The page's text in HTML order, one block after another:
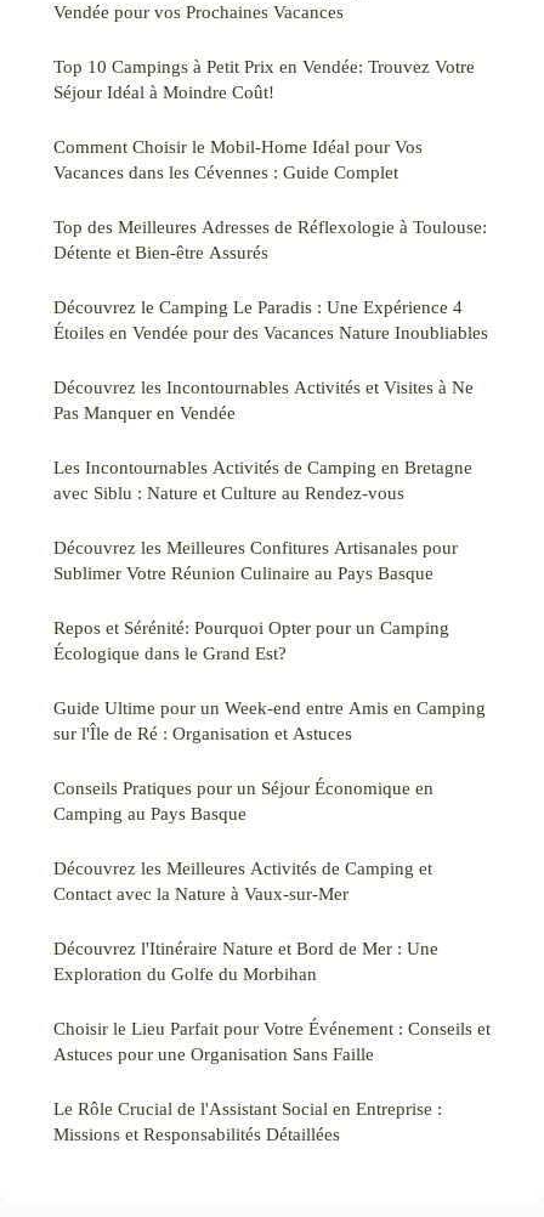
Vendée pour vos Prochaines Vacances
Top 10 Campings à Petit Prix en Vendée: Trouvez Votre
Séjour Idéal à Moindre Coût!
Comment Choisir le Mobil-Home Idéal pour Vos
Vacances dans les Cévennes : Guide Complet
Top des Meilleures Adresses de Réflexologie à Toulouse:
Détente et Bien-être Assurés
Découvrez le Camping Le Paradis : Une Expérience 4
Étoiles en Vendée pour des Vacances Nature Inoubliables
Découvrez les Incontournables Activités et Visites à Ne
Pas Manquer en Vendée
Les Incontournables Activités de Camping en Bretagne
avec Siblu : Nature et Culture au Rendez-vous
Découvrez les Meilleures Confitures Artisanales pour
Sublimer Votre Réunion Culinaire au Pays Basque
Repos et Sérénité: Pourquoi Opter pour un Camping
Écologique dans le Grand Est?
Guide Ultime pour un Week-end entre Amis en Camping
sur l'Île de Ré : Organisation et Astuces
Conseils Pratiques pour un Séjour Économique en
Camping au Pays Basque
Découvrez les Meilleures Activités de Camping et
Contact avec la Nature à Vaux-sur-Mer
Découvrez l'Itinéraire Nature et Bord de Mer : Une
Exploration du Golfe du Morbihan
Choisir le Lieu Parfait pour Votre Événement : Conseils et
Astuces pour une Organisation Sans Faille
Le Rôle Crucial de l'Assistant Social en Entreprise :
Missions et Responsabilités Détaillées